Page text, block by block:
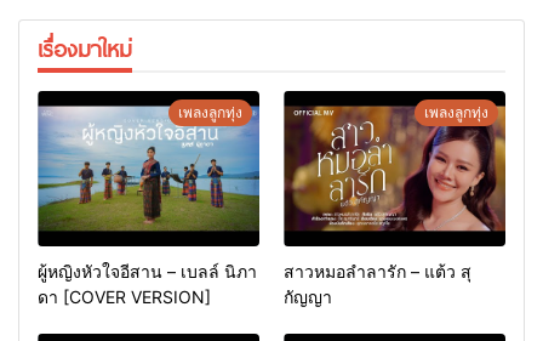
เรื่องมาใหม่
เพลงลูกทุ่ง
ผู้หญิงหัวใจอีสาน – เบลล์ นิภา
ดา [COVER VERSION]
เพลงลูกทุ่ง
สาวหมอลำลารัก – แต้ว สุ
กัญญา